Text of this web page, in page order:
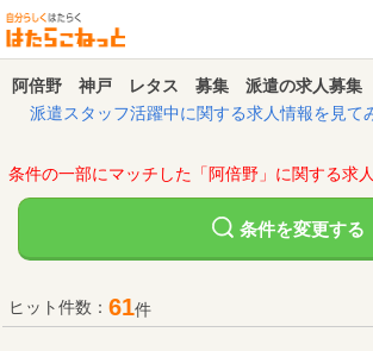
阿倍野 神戸 レタス 募集 派遣の求人募集
派遣スタッフ活躍中に関する求人情報を見て
条件の一部にマッチした「阿倍野」に関する求
条件を変更する
ヒット件数： 61件